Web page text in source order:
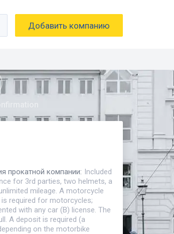
Добавить компанию
прокатной компании: Included
for 3rd parties, two helmets, a
mileage. A motorcycle
is required for motorcycles;
with any car (B) license. The
A deposit is required (a
on the motorbike